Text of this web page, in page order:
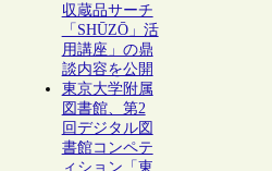
収蔵品サーチ
「SHŪZŌ」活
用講座」の鼎
談内容を公開
東京大学附属
図書館、第2
回デジタル図
書館コンペテ
ィション「東